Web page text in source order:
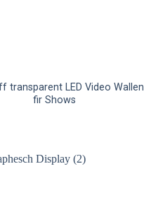
transparent LED Video Wallen
fir Shows